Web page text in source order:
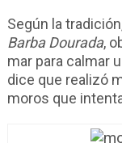
Según la
Barba Dourada,
mar para calmar
dice que realizó
moros que